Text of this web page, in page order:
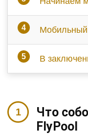
Мобильный
В
Что
FlyPool